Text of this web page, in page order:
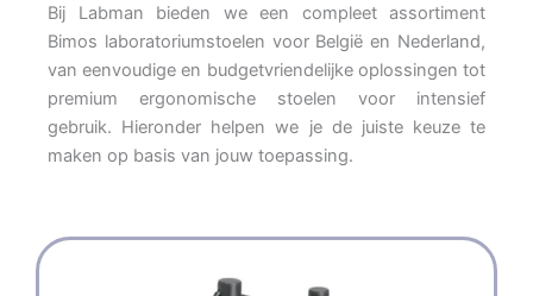
Bij Labman bieden we een compleet assortiment
Bimos laboratoriumstoelen voor België en Nederland,
van eenvoudige en budgetvriendelijke oplossingen tot
premium ergonomische stoelen voor intensief
gebruik. Hieronder helpen we je de juiste keuze te
maken op basis van jouw toepassing.